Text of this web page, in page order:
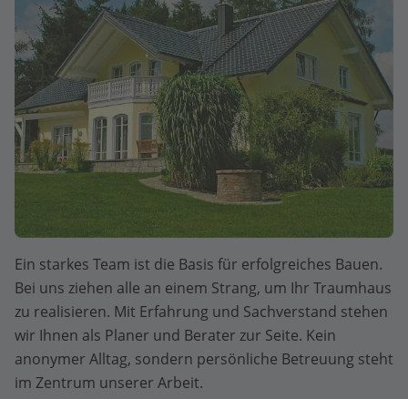
Ein starkes Team ist die Basis für erfolgreiches Bauen.
Bei uns ziehen alle an einem Strang, um Ihr Traumhaus
zu realisieren. Mit Erfahrung und Sachverstand stehen
wir Ihnen als Planer und Berater zur Seite. Kein
anonymer Alltag, sondern persönliche Betreuung steht
im Zentrum unserer Arbeit.